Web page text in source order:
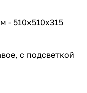
- 510х510х315
с подсветкой